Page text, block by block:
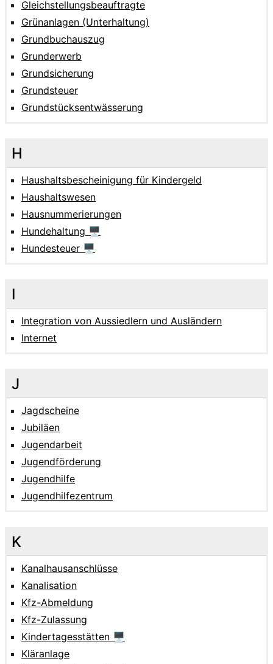
Gleichstellungsbeauftragte
Grünanlagen (Unterhaltung)
Grundbuchauszug
Grunderwerb
Grundsicherung
Grundsteuer
Grundstücksentwässerung
H
Haushaltsbescheinigung für Kindergeld
Haushaltswesen
Hausnummerierungen
Hundehaltung 🖥
Hundesteuer 🖥
I
Integration von Aussiedlern und Ausländern
Internet
J
Jagdscheine
Jubiläen
Jugendarbeit
Jugendförderung
Jugendhilfe
Jugendhilfezentrum
K
Kanalhausanschlüsse
Kanalisation
Kfz-Abmeldung
Kfz-Zulassung
Kindertagesstätten 🖥
Kläranlage